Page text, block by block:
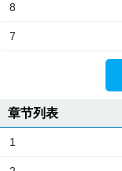
8
7
章节列表
1